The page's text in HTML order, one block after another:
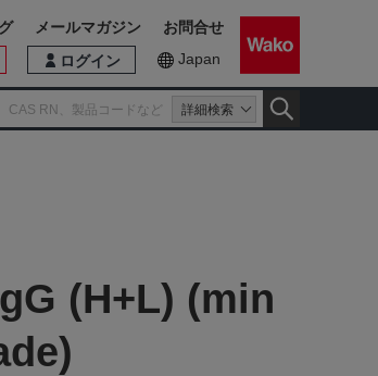
詳細検索
ログイン Japan
メールマガジン お問合せ
(H+L) (min